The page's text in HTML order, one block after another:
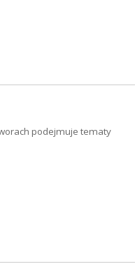
podejmuje tematy